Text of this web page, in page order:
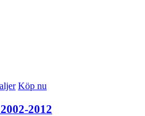
Köp nu
2012